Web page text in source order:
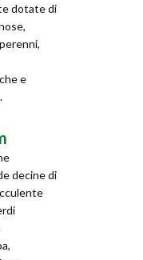
dotate di
e
decine di